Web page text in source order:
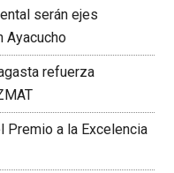
serán ejes
Ayacucho
refuerza
Premio a la Excelencia